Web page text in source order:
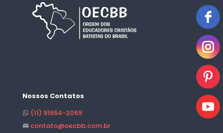
Nossos Contatos
(11) 91654-2069
contato@oecbb.com.br